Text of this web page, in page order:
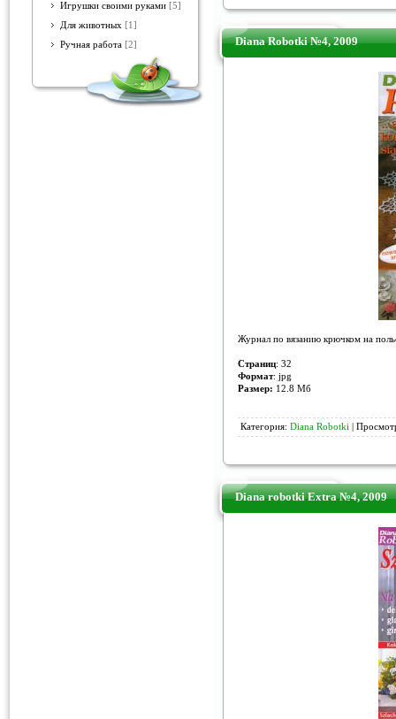
Игрушки своими руками [5]
Для животных [1]
Ручная работа [2] Diana Robotki №4, 2009
Журнал по вязанию крючком на
Страниц: 32
Формат: jpg
Размер: 12.8 Мб
Категория: Diana Robotki |
Diana robotki Extra №4, 2009